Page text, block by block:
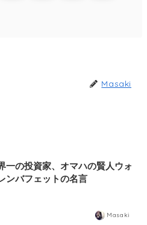
Masaki
一の投資家、オマハの賢人ウォ
ンバフェットの名言
Masaki